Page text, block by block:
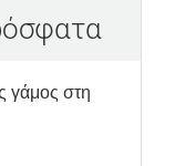
γάμος στη